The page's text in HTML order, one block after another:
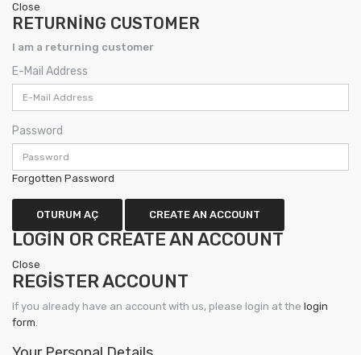
Close
RETURNING CUSTOMER
I am a returning customer
E-Mail Address
Password
Forgotten Password
OTURUM AÇ CREATE AN ACCOUNT
LOGIN OR CREATE AN ACCOUNT
Close
REGISTER ACCOUNT
If you already have an account with us, please login at the login
form.